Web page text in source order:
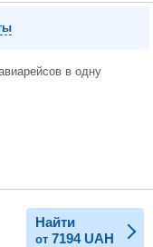
в одну
Найти
от 7194 UAH